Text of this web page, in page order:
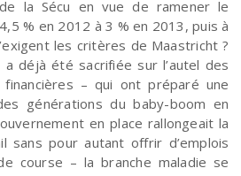
la Sécu en vue de ramener le
% en 2012 à 3 % en 2013, puis à
les critères de Maastricht ?
a déjà été sacrifiée sur l’autel des
– qui ont préparé une
générations du baby-boom en
en place rallongeait la
sans pour autant offrir d’emplois
course – la branche maladie se